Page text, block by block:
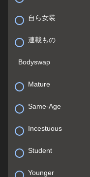
自ら女装
連載もの
Bodyswap
Mature
Same-Age
Incestuous
Student
Younger